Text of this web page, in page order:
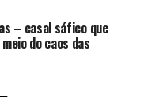
– casal sáfico que
do caos das